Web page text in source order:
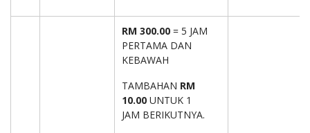
RM 300.00 = 5 JAM
PERTAMA DAN
KEBAWAH
TAMBAHAN RM
10.00 UNTUK 1
JAM BERIKUTNYA.